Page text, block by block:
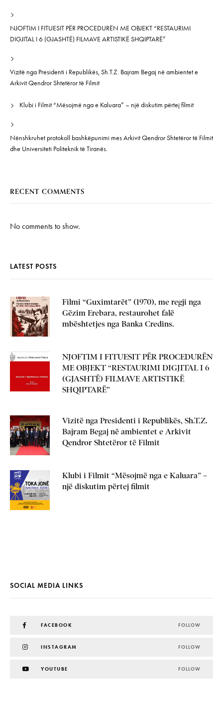
NJOFTIM I FITUESIT PËR PROCEDURËN ME OBJEKT “RESTAURIMI
DIGJITAL I 6 (GJASHTË) FILMAVE ARTISTIKË SHQIPTARË”
Vizitë nga Presidenti i Republikës, Sh.T.Z. Bajram Begaj në ambientet e
Arkivit Qendror Shtetëror të Filmit
Klubi i Filmit “Mësojmë nga e Kaluara” – një diskutim përtej filmit
Nënshkruhet protokoll bashkëpunimi mes Arkivit Qendror Shtetëror të Filmit
dhe Universiteti Politeknik të Tiranës.
RECENT COMMENTS
No comments to show.
LATEST POSTS
Filmi “Guximtarët” (1970), me regji nga
Gëzim Erebara, restaurohet falë
mbështetjes nga Banka Credins.
NJOFTIM I FITUESIT PËR PROCEDURËN
ME OBJEKT “RESTAURIMI DIGJITAL I 6
(GJASHTË) FILMAVE ARTISTIKË
SHQIPTARË”
Vizitë nga Presidenti i Republikës, Sh.T.Z.
Bajram Begaj në ambientet e Arkivit
Qendror Shtetëror të Filmit
Klubi i Filmit “Mësojmë nga e Kaluara” –
një diskutim përtej filmit
SOCIAL MEDIA LINKS
FACEBOOK FOLLOW
INSTAGRAM FOLLOW
YOUTUBE FOLLOW